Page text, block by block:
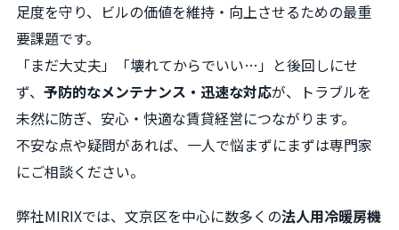
足度を守り、ビルの価値を維持・向上させるための最重
要課題です。
「まだ大丈夫」「壊れてからでいい…」と後回しにせ
ず、 予防的なメンテナンス・迅速な対応が、トラブルを
未然に防ぎ、安心・快適な賃貸経営につながります。
不安な点や疑問があれば、一人で悩まずにまずは専門家
にご相談ください。
弊社MIRIXでは、文京区を中心に数多くの法人用冷暖房機